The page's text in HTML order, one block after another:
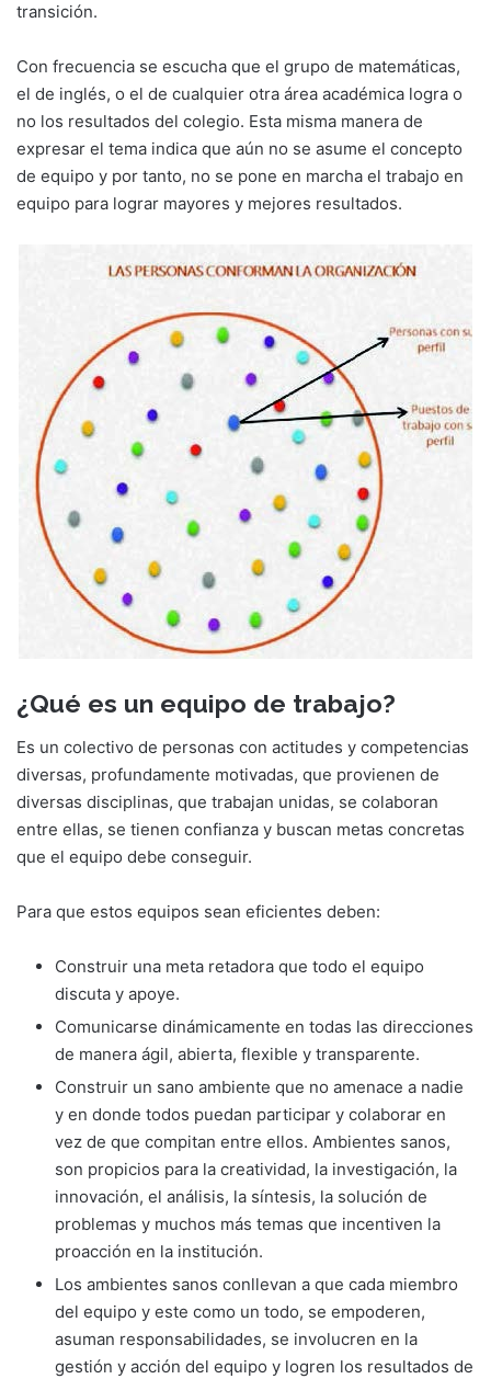
transición.
Con frecuencia se escucha que el grupo de matemáticas,
el de inglés, o el de cualquier otra área académica logra o
no los resultados del colegio. Esta misma manera de
expresar el tema indica que aún no se asume el concepto
de equipo y por tanto, no se pone en marcha el trabajo en
equipo para lograr mayores y mejores resultados.
¿Qué es un equipo de trabajo?
Es un colectivo de personas con actitudes y competencias
diversas, profundamente motivadas, que provienen de
diversas disciplinas, que trabajan unidas, se colaboran
entre ellas, se tienen confianza y buscan metas concretas
que el equipo debe conseguir.
Para que estos equipos sean eficientes deben:
Construir una meta retadora que todo el equipo
discuta y apoye.
Comunicarse dinámicamente en todas las direcciones
de manera ágil, abierta, flexible y transparente.
Construir un sano ambiente que no amenace a nadie
y en donde todos puedan participar y colaborar en
vez de que compitan entre ellos. Ambientes sanos,
son propicios para la creatividad, la investigación, la
innovación, el análisis, la síntesis, la solución de
problemas y muchos más temas que incentiven la
proacción en la institución.
Los ambientes sanos conllevan a que cada miembro
del equipo y este como un todo, se empoderen,
asuman responsabilidades, se involucren en la
gestión y acción del equipo y logren los resultados de